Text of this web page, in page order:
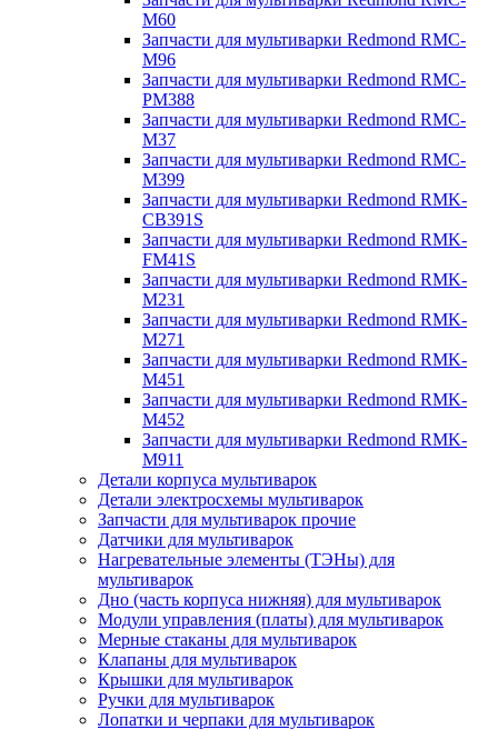
M60
Запчасти для мультиварки Redmond RMC-
M96
Запчасти для мультиварки Redmond RMC-
PM388
Запчасти для мультиварки Redmond RMC-
M37
Запчасти для мультиварки Redmond RMC-
M399
Запчасти для мультиварки Redmond RMK-
CB391S
Запчасти для мультиварки Redmond RMK-
FM41S
Запчасти для мультиварки Redmond RMK-
M231
Запчасти для мультиварки Redmond RMK-
M271
Запчасти для мультиварки Redmond RMK-
M451
Запчасти для мультиварки Redmond RMK-
M452
Запчасти для мультиварки Redmond RMK-
M911
Детали корпуса мультиварок
Детали электросхемы мультиварок
Запчасти для мультиварок прочие
Датчики для мультиварок
Нагревательные элементы (ТЭНы) для
мультиварок
Дно (часть корпуса нижняя) для мультиварок
Модули управления (платы) для мультиварок
Мерные стаканы для мультиварок
Клапаны для мультиварок
Крышки для мультиварок
Ручки для мультиварок
Лопатки и черпаки для мультиварок